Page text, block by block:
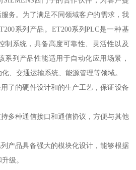
务。为了满足不同领域客户的需求，我
系列产品。ET200系列PLC是一种基
制系统，具备高度可靠性、灵活性以及
系列产品性能适用于自动化应用场景，
、交通运输系统、能源管理等领域。
了的硬件设计和的生产工艺，保证设备
多种通信接口和通信协议，方便与其他
产品具备强大的模块化设计，能够根据
级。